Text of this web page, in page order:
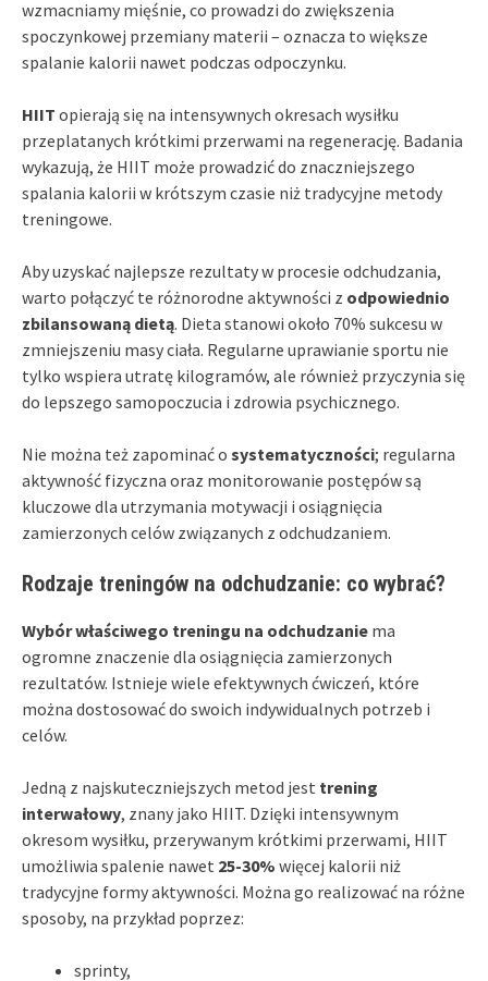
wzmacniamy mięśnie, co prowadzi do zwiększenia
spoczynkowej przemiany materii – oznacza to większe
spalanie kalorii nawet podczas odpoczynku.
HIIT opierają się na intensywnych okresach wysiłku
przeplatanych krótkimi przerwami na regenerację. Badania
wykazują, że HIIT może prowadzić do znaczniejszego
spalania kalorii w krótszym czasie niż tradycyjne metody
treningowe.
Aby uzyskać najlepsze rezultaty w procesie odchudzania,
warto połączyć te różnorodne aktywności z odpowiednio
zbilansowaną dietą. Dieta stanowi około 70% sukcesu w
zmniejszeniu masy ciała. Regularne uprawianie sportu nie
tylko wspiera utratę kilogramów, ale również przyczynia się
do lepszego samopoczucia i zdrowia psychicznego.
Nie można też zapominać o systematyczności; regularna
aktywność fizyczna oraz monitorowanie postępów są
kluczowe dla utrzymania motywacji i osiągnięcia
zamierzonych celów związanych z odchudzaniem.
Rodzaje treningów na odchudzanie: co wybrać?
Wybór właściwego treningu na odchudzanie ma
ogromne znaczenie dla osiągnięcia zamierzonych
rezultatów. Istnieje wiele efektywnych ćwiczeń, które
można dostosować do swoich indywidualnych potrzeb i
celów.
Jedną z najskuteczniejszych metod jest trening
interwałowy, znany jako HIIT. Dzięki intensywnym
okresom wysiłku, przerywanym krótkimi przerwami, HIIT
umożliwia spalenie nawet 25-30% więcej kalorii niż
tradycyjne formy aktywności. Można go realizować na różne
sposoby, na przykład poprzez:
sprinty,